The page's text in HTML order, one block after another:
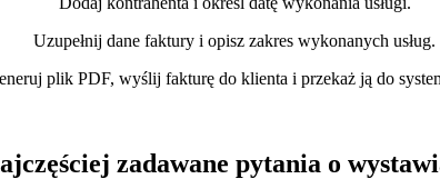
Uzupełnij dane faktury i opisz zakres wykonanych usług.
plik PDF, wyślij fakturę do klienta i przekaż ją do
zadawane pytania o